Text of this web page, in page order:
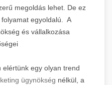
megoldás lehet. De ez
egyoldalú. A
és vállalkozása
elértünk egy olyan trend
ügynökség nélkül, a